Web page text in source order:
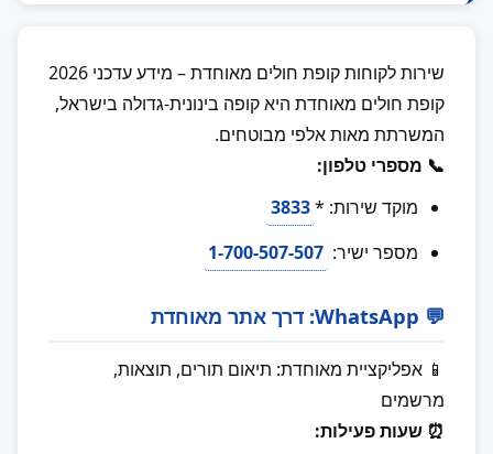
שירות לקוחות קופת חולים מאוחדת – מידע עדכני 2026
קופת חולים מאוחדת היא קופה בינונית-גדולה בישראל,
המשרתת מאות אלפי מבוטחים.
📞 מספרי טלפון:
מוקד שירות: *3833
מספר ישיר: 1-700-507-507
💬 WhatsApp: דרך אתר מאוחדת
📱 אפליקציית מאוחדת: תיאום תורים, תוצאות,
מרשמים
⏰ שעות פעילות: